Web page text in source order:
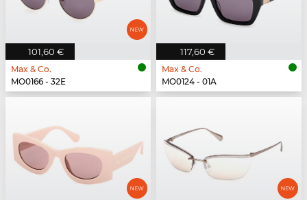
101,60 €
Max & Co.
MO0166 - 32E
117,60 €
Max & Co.
MO0124 - 01A